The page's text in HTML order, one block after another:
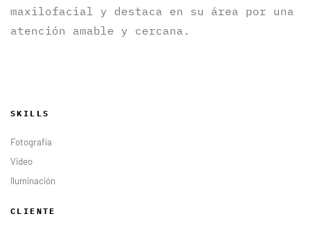
maxilofacial y destaca en su área por una
atención amable y cercana.
SKILLS
Fotografía
Video
Iluminación
CLIENTE